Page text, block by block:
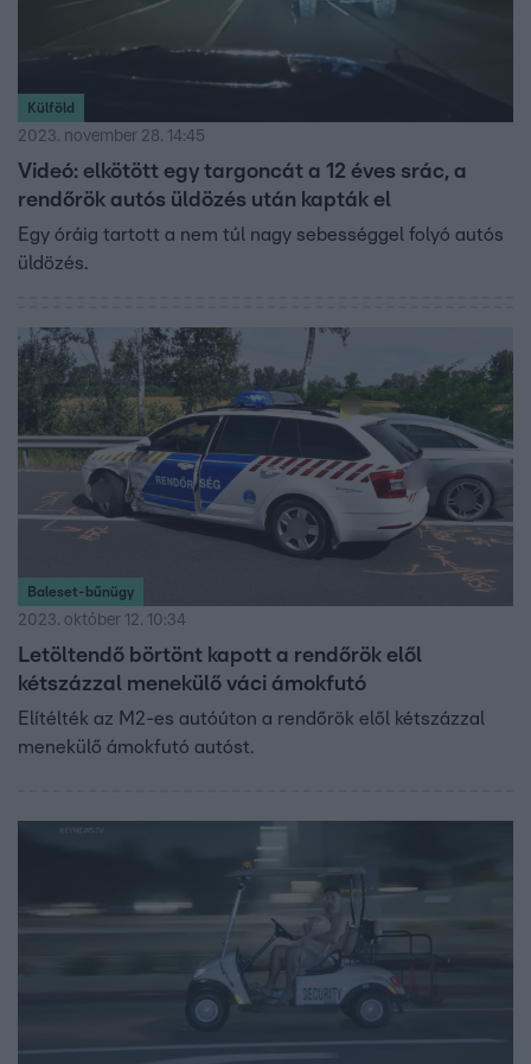
Külföld
2023. november 28. 14:45
Videó: elkötött egy targoncát a 12 éves srác, a
rendőrök autós üldözés után kapták el
Egy óráig tartott a nem túl nagy sebességgel folyó autós
üldözés.
Baleset-bűnügy
2023. október 12. 10:34
Letöltendő börtönt kapott a rendőrök elől
kétszázzal menekülő váci ámokfutó
Elítélték az M2-es autóúton a rendőrök elől kétszázzal
menekülő ámokfutó autóst.